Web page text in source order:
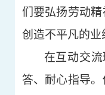
们要弘扬劳动
创造不平凡的业
在互动交
答、耐心指导